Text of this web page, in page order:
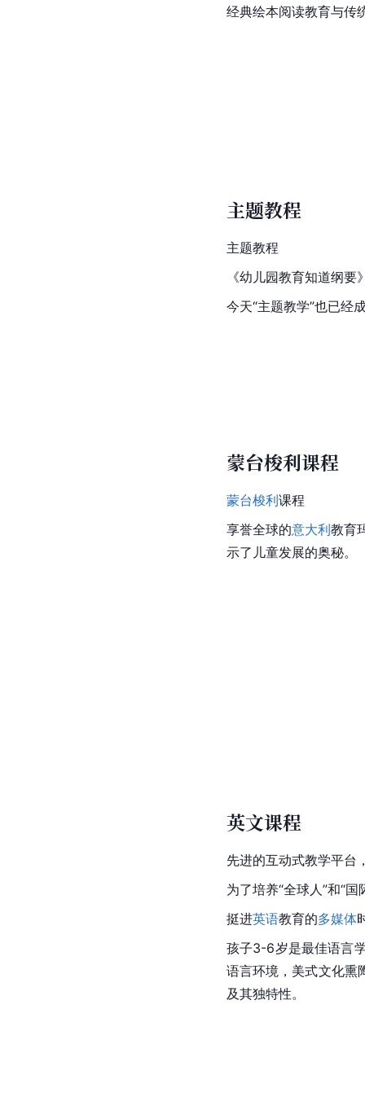
经典绘本阅读教育与传
主题教程
主题教程
《幼儿园教育知道纲
今天“主题教学”也已经
蒙台梭利课程
蒙台梭利课程
享誉全球的意大利教育
示了儿童发展的奥秘。
英文课程
先进的互动式教学平台
为了培养“全球人”和“
挺进英语教育的多媒体
孩子3-6岁是最佳语言
语言环境，美式文化熏
及其独特性。